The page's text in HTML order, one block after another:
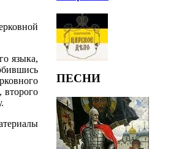
языка,
второго
ПЕСНИ